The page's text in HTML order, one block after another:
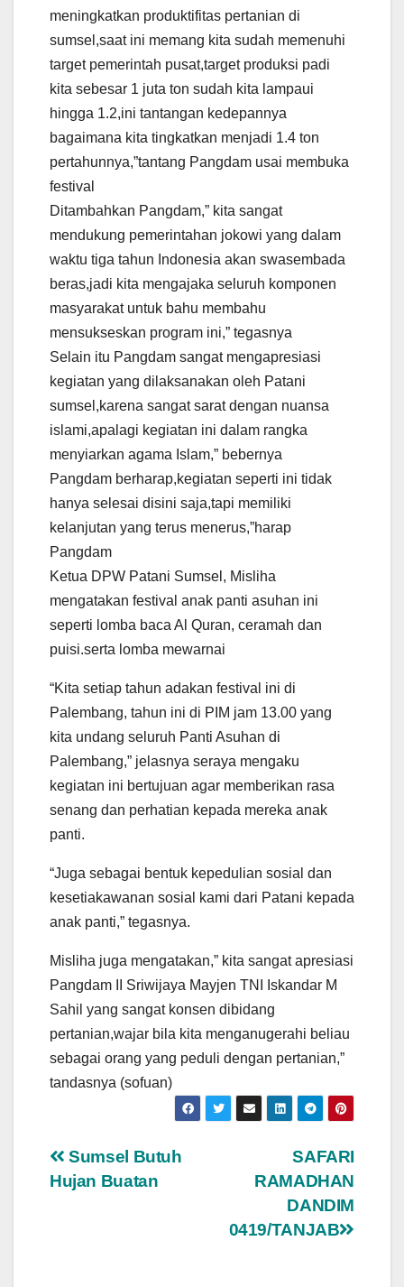
meningkatkan produktifitas pertanian di
sumsel,saat ini memang kita sudah memenuhi
target pemerintah pusat,target produksi padi
kita sebesar 1 juta ton sudah kita lampaui
hingga 1.2,ini tantangan kedepannya
bagaimana kita tingkatkan menjadi 1.4 ton
pertahunnya,”tantang Pangdam usai membuka
festival
Ditambahkan Pangdam,” ‎kita sangat
mendukung pemerintahan jokowi yang dalam
waktu tiga tahun Indonesia akan swasembada
beras,jadi kita mengajaka seluruh komponen
masyarakat untuk bahu membahu
mensukseskan program ini,” tegasnya
Selain itu Pangdam sangat mengapresiasi
kegiatan yang dilaksanakan oleh Patani
sumsel,karena sangat sarat dengan nuansa
islami,apalagi kegiatan ini dalam rangka
menyiarkan agama Islam,” bebernya
Pangdam berharap,kegiatan seperti ini tidak
hanya selesai disini saja,tapi memiliki
kelanjutan yang terus menerus,”harap
Pangdam
Ketua DPW Patani Sumsel, Misliha
mengatakan festival anak panti asuhan ini
seperti lomba baca Al Quran, ceramah dan
puisi.serta lomba mewarnai
“Kita setiap tahun adakan festival ini di
Palembang, tahun ini di PIM jam 13.00 yang
kita undang seluruh Panti Asuhan di
Palembang,” jelasnya seraya mengaku
kegiatan ini bertujuan agar memberikan rasa
senang dan perhatian kepada mereka anak
panti.
“Juga sebagai bentuk kepedulian sosial dan
kesetiakawanan sosial kami dari Patani kepada
anak panti,” tegasnya.
Misliha juga mengatakan,” kita sangat apresiasi
Pangdam II Sriwijaya Mayjen TNI Iskandar M
Sahil yang sangat konsen dibidang
pertanian,wajar bila kita menganugerahi beliau
sebagai orang yang peduli dengan pertanian,”
tandasnya (sofuan)
Navigasi
pos
SAFARI
RAMADHAN
DANDIM
0419/TANJAB
Sumsel Butuh
Hujan Buatan